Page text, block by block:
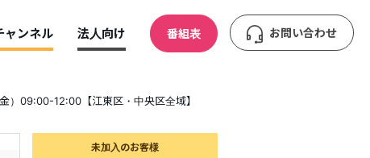
ャンネル 法人向け 番組表 お問い合わせ
）09:00-12:00【江東区・中央区全域】
未加入のお客様